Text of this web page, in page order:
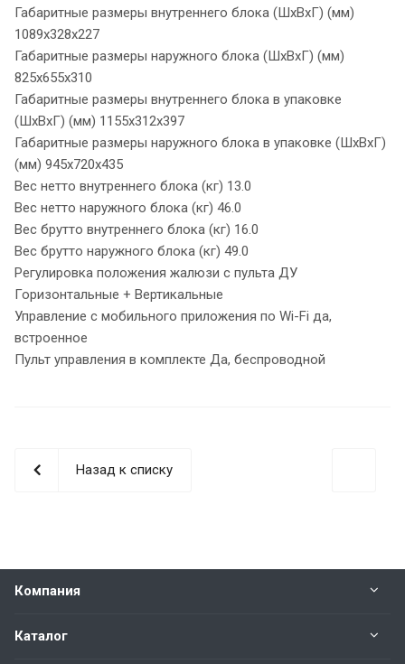
Габаритные размеры внутреннего блока (ШxВxГ) (мм)
1089x328x227
Габаритные размеры наружного блока (ШxВxГ) (мм)
825x655x310
Габаритные размеры внутреннего блока в упаковке
(ШxВxГ) (мм) 1155x312x397
Габаритные размеры наружного блока в упаковке (ШxВxГ)
(мм) 945x720x435
Вес нетто внутреннего блока (кг) 13.0
Вес нетто наружного блока (кг) 46.0
Вес брутто внутреннего блока (кг) 16.0
Вес брутто наружного блока (кг) 49.0
Регулировка положения жалюзи с пульта ДУ
Горизонтальные + Вертикальные
Управление c мобильного приложения по Wi-Fi да,
встроенное
Пульт управления в комплекте Да, беспроводной
Назад к списку
Компания
Каталог